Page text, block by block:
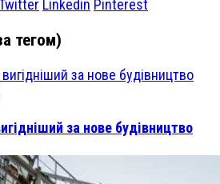
Linkedin Pinterest
тегом)
за нове будівництво